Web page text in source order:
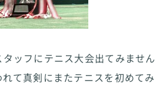
ッフにテニス大会出てみません
て真剣にまたテニスを初めてみ